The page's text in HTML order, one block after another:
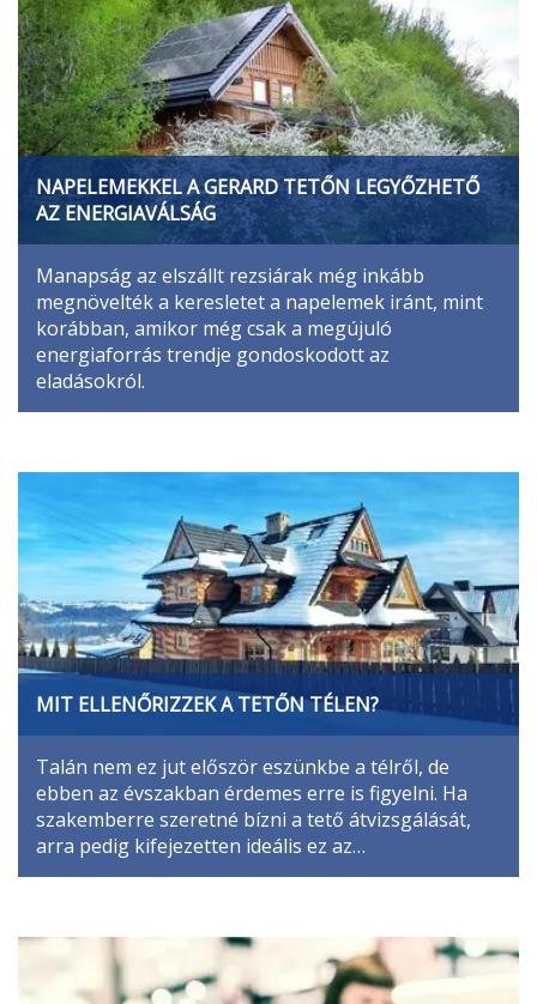
NAPELEMEKKEL A GERARD TETŐN LEGYŐZHETŐ
AZ ENERGIAVÁLSÁG
Manapság az elszállt rezsiárak még inkább
megnövelték a keresletet a napelemek iránt, mint
korábban, amikor még csak a megújuló
energiaforrás trendje gondoskodott az
eladásokról.
MIT ELLENŐRIZZEK A TETŐN TÉLEN?
Talán nem ez jut először eszünkbe a télről, de
ebben az évszakban érdemes erre is figyelni. Ha
szakemberre szeretné bízni a tető átvizsgálását,
arra pedig kifejezetten ideális ez az…